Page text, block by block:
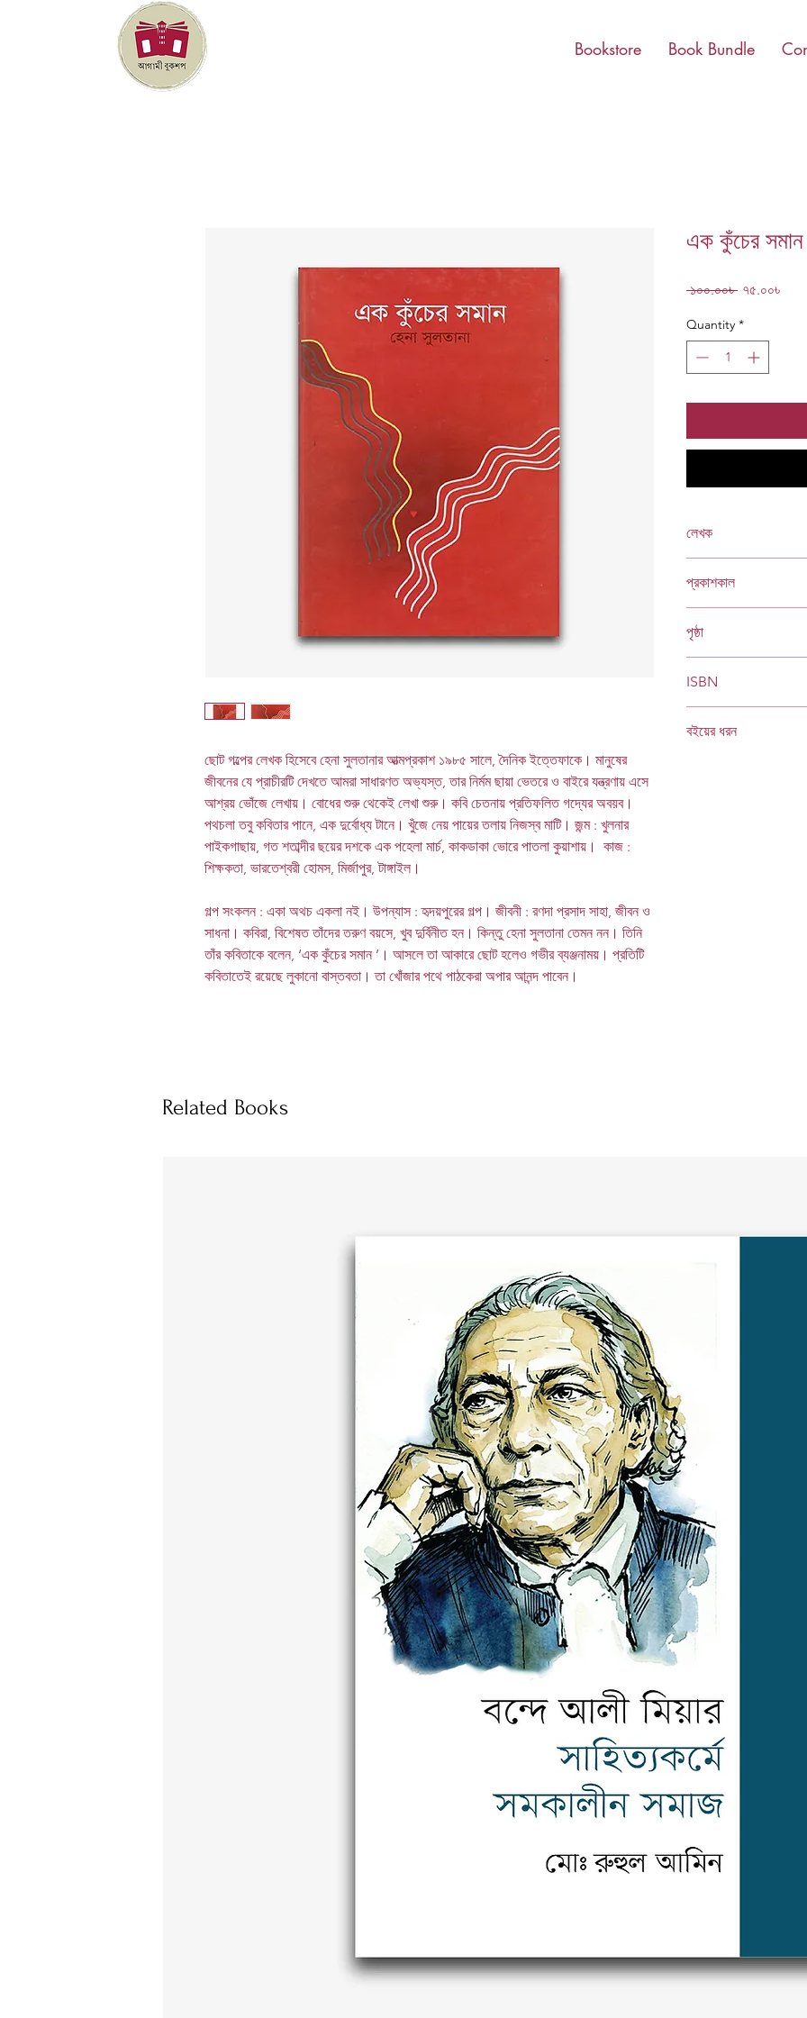
Bookstore Book Bundle
ছোট গল্পের লেখক হিসেবে হেনা সুলতানার আত্মপ্রকাশ ১৯৮৫ সালে, দৈনিক ইত্তেফাকে। মানুষের
জীবনের যে প্রাচীরটি দেখতে আমরা সাধারণত অভ্যস্ত, তার নির্মম ছায়া ভেতরে ও বাইরে যন্ত্রণায় এসে
আশ্রয় ভোঁজে লেখায়। বোধের শুরু থেকেই লেখা শুরু। কবি চেতনায় প্রতিফলিত গদ্যের অবয়ব।
পথচলা তবু কবিতার পানে, এক দুর্বোধ্য টানে। খুঁজে নেয় পায়ের তলায় নিজস্ব মাটি। জন্ম : খুলনার
পাইকগাছায়, গত শতাব্দীর ছয়ের দশকে এক পহেলা মার্চ, কাকডাকা ভোরে পাতলা কুয়াশায়। কাজ :
শিক্ষকতা, ভারতেশ্বরী হোমস, মির্জাপুর, টাঙ্গাইল।
গল্প সংকলন : একা অথচ একলা নই। উপন্যাস : হৃদয়পুরের গল্প। জীবনী : রণদা প্রসাদ সাহা, জীবন ও
সাধনা। কবিরা, বিশেষত তাঁদের তরুণ বয়সে, খুব দুর্বিনীত হন। কিন্তু হেনা সুলতানা তেমন নন। তিনি
তাঁর কবিতাকে বলেন, ‘এক কুঁচের সমান ’। আসলে তা আকারে ছোট হলেও গভীর ব্যঞ্জনাময়। প্রতিটি
কবিতাতেই রয়েছে লুকানো বাস্তবতা। তা খোঁজার পথে পাঠকেরা অপার আনন্দ পাবেন।
এক কুঁচের সমান
১০০.০০৳ Regular
৭৫.০০৳Sale
Quantity *
লেখক
প্রকাশকাল
পৃষ্ঠা
ISBN
বইয়ের ধরন
Related Books